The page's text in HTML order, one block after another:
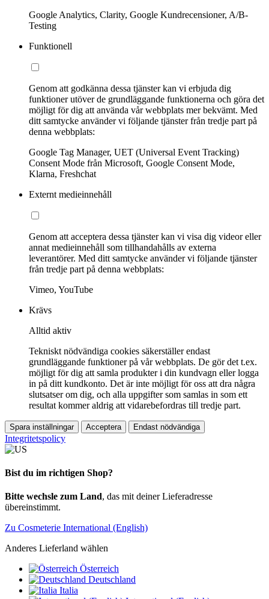
Google Analytics, Clarity, Google Kundrecensioner, A/B-
Testing
Funktionell
Genom att godkänna dessa tjänster kan vi erbjuda dig
funktioner utöver de grundläggande funktionerna och göra det
möjligt för dig att använda vår webbplats mer bekvämt. Med
ditt samtycke använder vi följande tjänster från tredje part på
denna webbplats:
Google Tag Manager, UET (Universal Event Tracking)
Consent Mode från Microsoft, Google Consent Mode,
Klarna, Freshchat
Externt medieinnehåll
Genom att acceptera dessa tjänster kan vi visa dig videor eller
annat medieinnehåll som tillhandahålls av externa
leverantörer. Med ditt samtycke använder vi följande tjänster
från tredje part på denna webbplats:
Vimeo, YouTube
Krävs
Alltid aktiv
Tekniskt nödvändiga cookies säkerställer endast
grundläggande funktioner på vår webbplats. De gör det t.ex.
möjligt för dig att samla produkter i din kundvagn eller logga
in på ditt kundkonto. Det är inte möjligt för oss att dra några
slutsatser om dig, och alla uppgifter som samlas in som ett
resultat kommer aldrig att vidarebefordras till tredje part.
Spara inställningar Acceptera Endast nödvändiga
Integritetspolicy
Bist du im richtigen Shop?
Bitte wechsle zum Land, das mit deiner Lieferadresse
übereinstimmt.
Zu Cosmeterie International (English)
Anderes Lieferland wählen
Österreich
Deutschland
Italia